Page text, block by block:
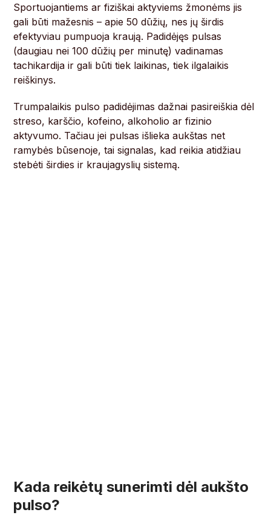
Sportuojantiems ar fiziškai aktyviems žmonėms jis
gali būti mažesnis – apie 50 dūžių, nes jų širdis
efektyviau pumpuoja kraują. Padidėjęs pulsas
(daugiau nei 100 dūžių per minutę) vadinamas
tachikardija ir gali būti tiek laikinas, tiek ilgalaikis
reiškinys.
Trumpalaikis pulso padidėjimas dažnai pasireiškia dėl
streso, karščio, kofeino, alkoholio ar fizinio
aktyvumo. Tačiau jei pulsas išlieka aukštas net
ramybės būsenoje, tai signalas, kad reikia atidžiau
stebėti širdies ir kraujagyslių sistemą.
Kada reikėtų sunerimti dėl aukšto
pulso?